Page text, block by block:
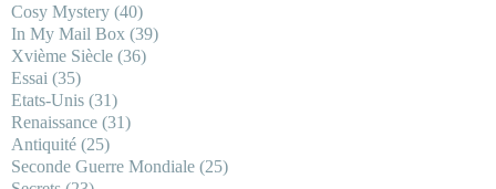
Cosy Mystery (40)
In My Mail Box (39)
Xvième Siècle (36)
Essai (35)
Etats-Unis (31)
Renaissance (31)
Antiquité (25)
Seconde Guerre Mondiale (25)